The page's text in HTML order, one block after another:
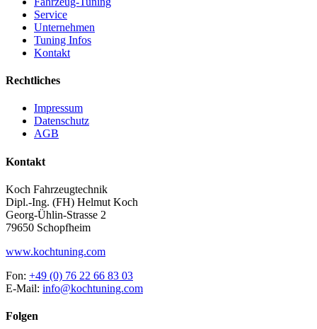
Service
Unternehmen
Tuning Infos
Kontakt
Rechtliches
Impressum
Datenschutz
AGB
Kontakt
Koch Fahrzeugtechnik
Dipl.-Ing. (FH) Helmut Koch
Georg-Ühlin-Strasse 2
79650 Schopfheim
www.kochtuning.com
Fon: +49 (0) 76 22 66 83 03
E-Mail: info@kochtuning.com
Folgen